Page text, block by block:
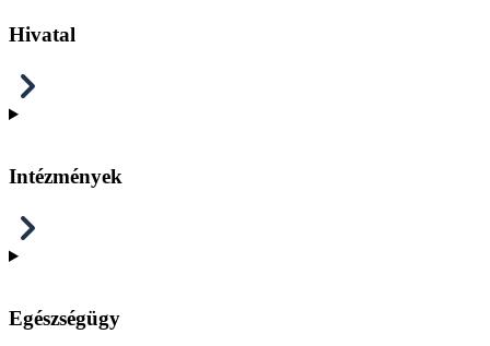
Hivatal
Intézmények
Egészségügy